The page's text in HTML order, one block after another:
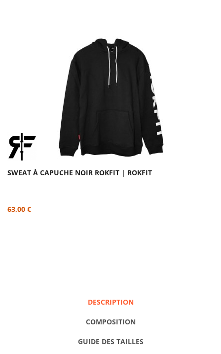
SWEAT À CAPUCHE NOIR ROKFIT | ROKFIT
63,00 €
DESCRIPTION
COMPOSITION
GUIDE DES TAILLES